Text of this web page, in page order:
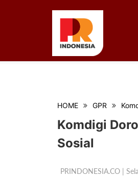
HOME GPR
Komdigi
Sosial
PRINDONESIA.CO |